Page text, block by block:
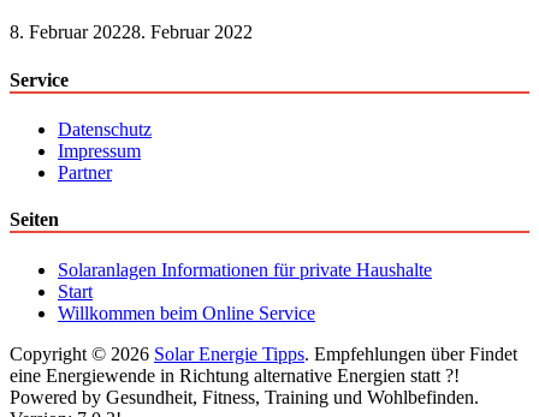
8. Februar 20228. Februar 2022
Service
Datenschutz
Impressum
Partner
Seiten
Solaranlagen Informationen für private Haushalte
Start
Willkommen beim Online Service
Copyright © 2026 Solar Energie Tipps. Empfehlungen über Findet
eine Energiewende in Richtung alternative Energien statt ?!
Powered by Gesundheit, Fitness, Training und Wohlbefinden.